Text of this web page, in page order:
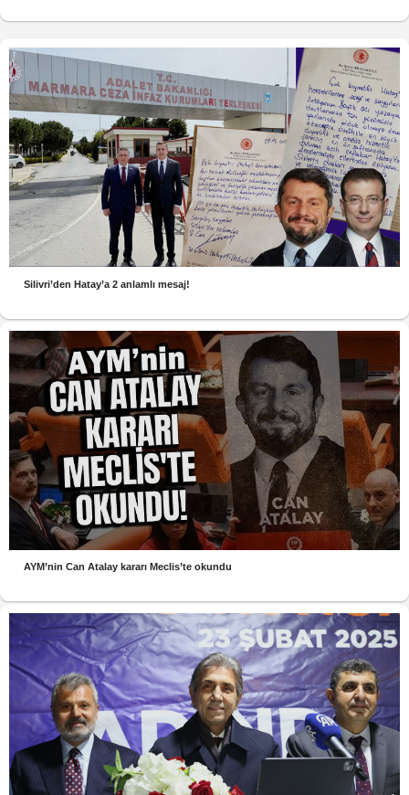
Silivri’den Hatay’a 2 anlamlı mesaj!
AYM’nin Can Atalay kararı Meclis’te okundu